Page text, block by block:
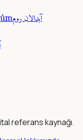
آبدالان روم
referans kaynağı.